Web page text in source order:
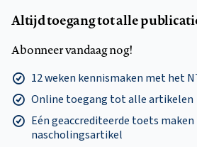
Altijd toegang tot alle
Abonneer vandaag nog!
12 weken kennismaken met het
Online toegang tot alle artikelen
Eén geaccrediteerde toets maken
nascholingsartikel